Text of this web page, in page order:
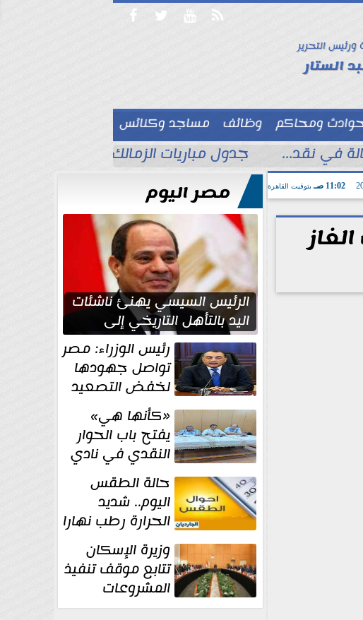
   
التحرير
الستار
ومحاكم وظائف
مساجد وكنائس
 في نقد... جدول مباريات الزمالك في الدوري
11:02 صـ بتوقيت القاهرة مصر اليوم
الرئيس السيسي يهنئ ناشئات
اليد بالتأهل التاريخي إلى
نصف نهائي كأس العالم
رئيس الوزراء: مصر
تواصل جهودها
لخفض التصعيد
والحفاظ على
الاستقرار الإقليمي«كأنها هي»
يفتح باب الحوار
النقدي في نادي
أدب مصر الجديدة
حالة الطقس
اليوم.. شديد
الحرارة رطب نهارا
مائل للحرارة رطب
ليلا.. و... وزيرة الإسكان
تتابع موقف تنفيذ
المشروعات
والخطة